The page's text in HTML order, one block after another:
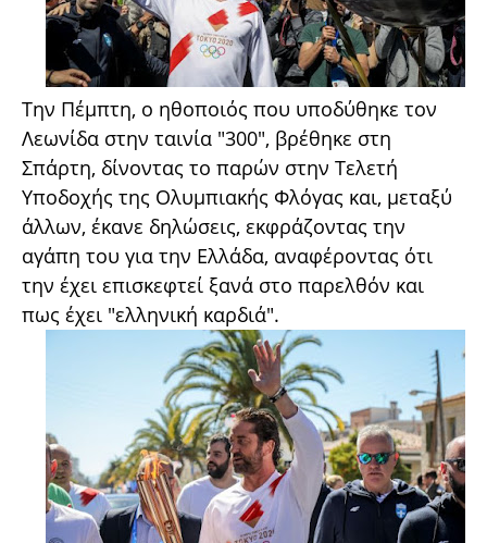
Την Πέμπτη, ο ηθοποιός που υποδύθηκε τον
Λεωνίδα στην ταινία "300", βρέθηκε στη
Σπάρτη, δίνοντας το παρών στην Τελετή
Υποδοχής της Ολυμπιακής Φλόγας και, μεταξύ
άλλων, έκανε δηλώσεις, εκφράζοντας την
αγάπη του για την Ελλάδα, αναφέροντας ότι
την έχει επισκεφτεί ξανά στο παρελθόν και
πως έχει "ελληνική καρδιά".